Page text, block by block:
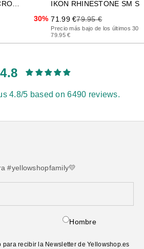
K SIGNATURE 2.0 SM CROSSBO
30% Precio de oferta
71.99 €Precio anterior
79.95 €
Precio más bajo de los últimos 30
79.95 €
4.8
4.8/5 based on 6490 reviews.
#yellowshopfamily💛
Hombre
para recibir la Newsletter de Yellowshop.es